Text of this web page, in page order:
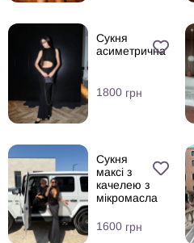
Сукня
асиметрична
1800 грн
Сукня
максі з
качелею з
мікромасла
1600 грн